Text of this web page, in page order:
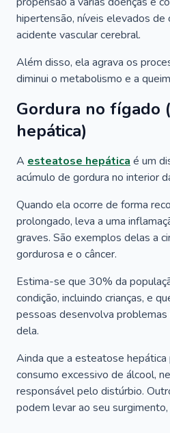
hipertensão, níveis elevados
acidente vascular cerebral.
Além disso, ela agrava os
diminui o metabolismo e a
Gordura no fígado
hepática)
A esteatose hepáticaé um
acúmulo de gordura no interior
Quando ela ocorre de forma
prolongado, leva a uma
graves. São exemplos delas a
gordurosa e o câncer.
Estima-se que 30% da
condição, incluindo crianças, e
pessoas desenvolva
dela.
Ainda que a esteatose
consumo excessivo de álcool,
responsável pelo distúrbio.
podem levar ao seu surgimento,